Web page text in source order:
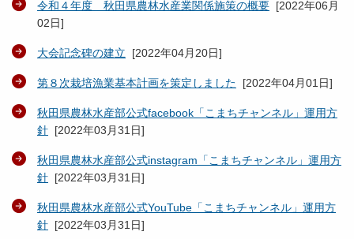
令和４年度 秋田県農林水産業関係施策の概要 [2022年06月
02日]
大会記念碑の建立 [2022年04月20日]
第８次栽培漁業基本計画を策定しました [2022年04月01日]
秋田県農林水産部公式facebook「こまちチャンネル」運用方
針 [2022年03月31日]
秋田県農林水産部公式instagram「こまちチャンネル」運用方
針 [2022年03月31日]
秋田県農林水産部公式YouTube「こまちチャンネル」運用方
針 [2022年03月31日]